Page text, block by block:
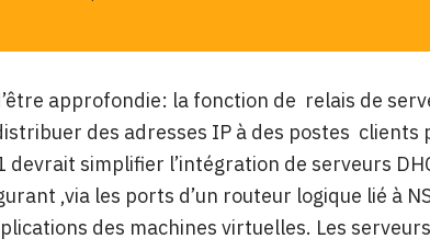
approfondie: la fonction de relais de
des adresses IP à des postes
devrait simplifier l’intégration de serveurs
,via les ports d’un routeur logique lié à
des machines virtuelles. Les